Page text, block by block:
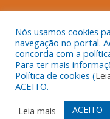
Mapa do Site
Nós usamos cookies
navegação no portal.
concorda com a
Para ter mais
Política de cookies (
ACEITO.
Leia mais
ACEITO